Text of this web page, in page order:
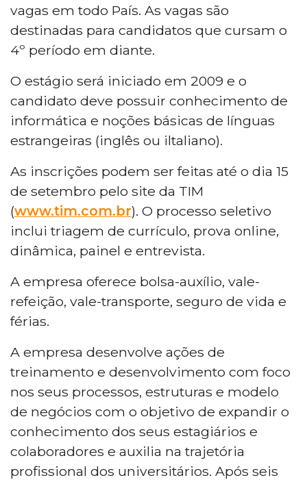
vagas em todo País. As vagas são
destinadas para candidatos que cursam o
4º período em diante.
O estágio será iniciado em 2009 e o
candidato deve possuir conhecimento de
informática e noções básicas de línguas
estrangeiras (inglês ou iltaliano).
As inscrições podem ser feitas até o dia 15
de setembro pelo site da TIM
(www.tim.com.br). O processo seletivo
inclui triagem de currículo, prova online,
dinâmica, painel e entrevista.
A empresa oferece bolsa-auxílio, vale-
refeição, vale-transporte, seguro de vida e
férias.
A empresa desenvolve ações de
treinamento e desenvolvimento com foco
nos seus processos, estruturas e modelo
de negócios com o objetivo de expandir o
conhecimento dos seus estagiários e
colaboradores e auxilia na trajetória
profissional dos universitários. Após seis